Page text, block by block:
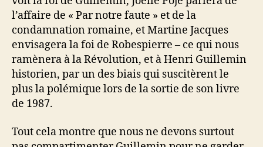
l’affaire de « Par notre faute » et de la
condamnation romaine, et Martine Jacques
envisagera la foi de Robespierre – ce qui nous
ramènera à la Révolution, et à Henri Guillemin
historien, par un des biais qui suscitèrent le
plus la polémique lors de la sortie de son livre
de 1987.
Tout cela montre que nous ne devons surtout